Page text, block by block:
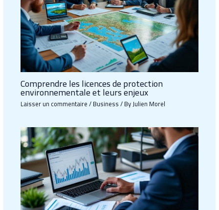
Comprendre les licences de protection
environnementale et leurs enjeux
Laisser un commentaire/Business/ ByJulien Morel